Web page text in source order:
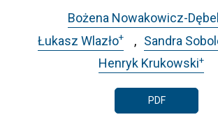
Bożena Nowakowicz-
Łukasz Wlazło+ Sandra
Henryk Krukowski+
PDF